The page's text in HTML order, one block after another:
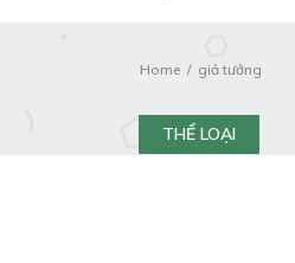
Home giả tưởng
THỂ LOẠI